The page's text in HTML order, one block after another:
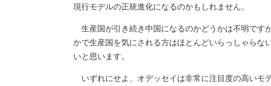
現行モデルの正統進化になるのかもしれません。
生産国が引き続き中国になるのかどうかは不明です
かで生産国を気にされる方はほとんどいらっしゃらな
いと思います。
いずれにせよ、オデッセイは非常に注目度の高いモ